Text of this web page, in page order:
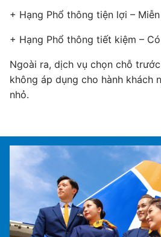
+ Hạng Phổ thông tiện lợi –
+ Hạng Phổ thông tiết kiệm –
Ngoài ra, dịch vụ chọn chỗ
không áp dụng cho hành khách
nhỏ.